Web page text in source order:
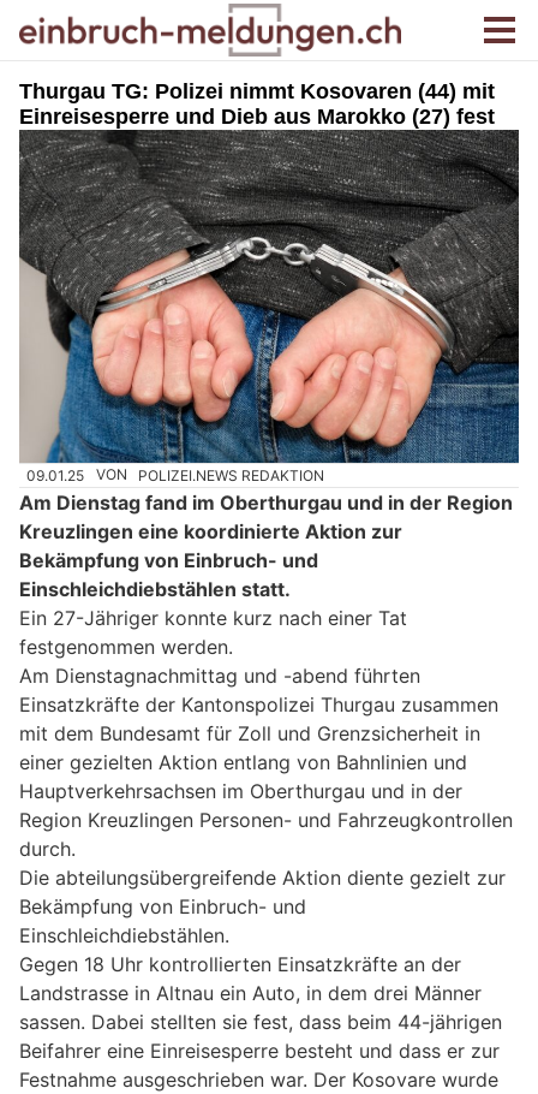
Thurgau TG: Polizei nimmt Kosovaren (44) mit
Einreisesperre und Dieb aus Marokko (27) fest
09.01.25 VON POLIZEI.NEWS REDAKTION
Am Dienstag fand im Oberthurgau und in der Region
Kreuzlingen eine koordinierte Aktion zur
Bekämpfung von Einbruch- und
Einschleichdiebstählen statt.
Ein 27-Jähriger konnte kurz nach einer Tat
festgenommen werden.
Am Dienstagnachmittag und -abend führten
Einsatzkräfte der Kantonspolizei Thurgau zusammen
mit dem Bundesamt für Zoll und Grenzsicherheit in
einer gezielten Aktion entlang von Bahnlinien und
Hauptverkehrsachsen im Oberthurgau und in der
Region Kreuzlingen Personen- und Fahrzeugkontrollen
durch.
Die abteilungsübergreifende Aktion diente gezielt zur
Bekämpfung von Einbruch- und
Einschleichdiebstählen.
Gegen 18 Uhr kontrollierten Einsatzkräfte an der
Landstrasse in Altnau ein Auto, in dem drei Männer
sassen. Dabei stellten sie fest, dass beim 44-jährigen
Beifahrer eine Einreisesperre besteht und dass er zur
Festnahme ausgeschrieben war. Der Kosovare wurde